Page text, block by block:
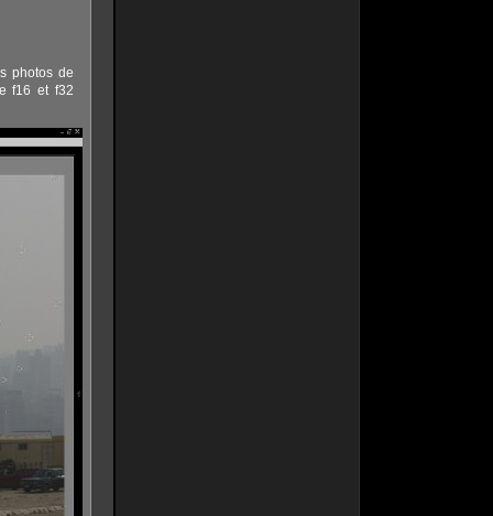
photos de
f16 et f32